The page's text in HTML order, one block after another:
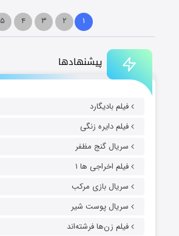
پیشنهادها
فیلم بادیگارد
فیلم دایره زنگی
سریال گنج مظفر
فیلم اخراجی ها ۱
سریال بازی مرکب
سریال پوست شیر
فیلم زن‌ها فرشته‌اند
۱ ۲ ۳ ۴ ۵